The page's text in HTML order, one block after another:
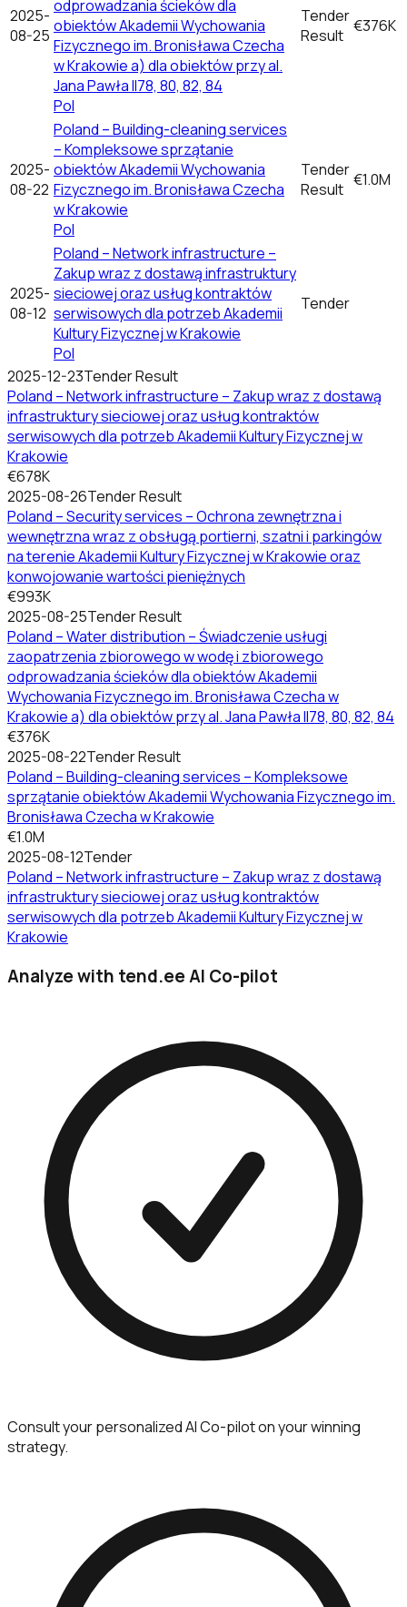
2025-
08-25
odprowadzania ścieków dla
obiektów Akademii Wychowania
Fizycznego im. Bronisława Czecha
w Krakowie a) dla obiektów przy al.
Jana Pawła II78, 80, 82, 84
Pol
Tender
Result €376K
2025-
08-22
Poland – Building-cleaning services
– Kompleksowe sprzątanie
obiektów Akademii Wychowania
Fizycznego im. Bronisława Czecha
w Krakowie
Pol
Tender
Result €1.0M
2025-
08-12
Poland – Network infrastructure –
Zakup wraz z dostawą infrastruktury
sieciowej oraz usług kontraktów
serwisowych dla potrzeb Akademii
Kultury Fizycznej w Krakowie
Pol
Tender
2025-12-23Tender Result
Poland – Network infrastructure – Zakup wraz z dostawą
infrastruktury sieciowej oraz usług kontraktów
serwisowych dla potrzeb Akademii Kultury Fizycznej w
Krakowie
€678K
2025-08-26Tender Result
Poland – Security services – Ochrona zewnętrzna i
wewnętrzna wraz z obsługą portierni, szatni i parkingów
na terenie Akademii Kultury Fizycznej w Krakowie oraz
konwojowanie wartości pieniężnych
€993K
2025-08-25Tender Result
Poland – Water distribution – Świadczenie usługi
zaopatrzenia zbiorowego w wodę i zbiorowego
odprowadzania ścieków dla obiektów Akademii
Wychowania Fizycznego im. Bronisława Czecha w
Krakowie a) dla obiektów przy al. Jana Pawła II78, 80, 82, 84
€376K
2025-08-22Tender Result
Poland – Building-cleaning services – Kompleksowe
sprzątanie obiektów Akademii Wychowania Fizycznego im.
Bronisława Czecha w Krakowie
€1.0M
2025-08-12Tender
Poland – Network infrastructure – Zakup wraz z dostawą
infrastruktury sieciowej oraz usług kontraktów
serwisowych dla potrzeb Akademii Kultury Fizycznej w
Krakowie
Analyze with tend.ee AI Co-pilot
Consult your personalized AI Co-pilot on your winning
strategy.